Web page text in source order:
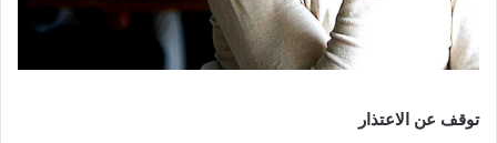
توقف عن الاعتذار